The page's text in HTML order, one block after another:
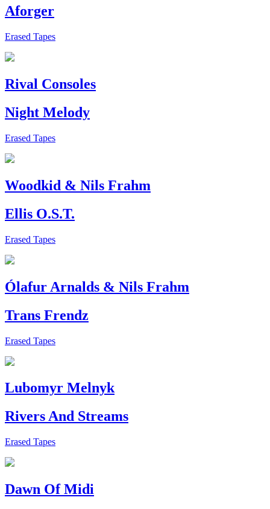
Aforger
Erased Tapes
Rival Consoles
Night Melody
Erased Tapes
Woodkid & Nils Frahm
Ellis O.S.T.
Erased Tapes
Ólafur Arnalds & Nils Frahm
Trans Frendz
Erased Tapes
Lubomyr Melnyk
Rivers And Streams
Erased Tapes
Dawn Of Midi